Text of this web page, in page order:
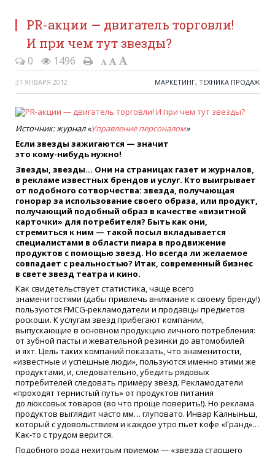
PR-акции — двигатель торговли!
И при чем тут звезды?
0 1496
31 ЯНВАРЯ 2012 МАРКЕТИНГ, ТЕХНИКА ПРОДАЖ
Источник: журнал «Управление персоналом»
Если звезды зажигаются — значит
это кому-нибудь нужно!
Звезды, звезды… Они на страницах газет и журналов,
в рекламе известных брендов и услуг. Кто выигрывает
от подобного сотворчества: звезда, получающая
гонорар за использование своего образа, или продукт,
получающий подобный образ в качестве «визитной
карточки» для потребителя? Быть как они,
стремиться к ним — такой посыл вкладывается
специалистами в области пиара в продвижение
продуктов с помощью звезд. Но всегда ли желаемое
совпадает с реальностью? Итак, современный бизнес
в свете звезд театра и кино.
Как свидетельствует статистика, чаще всего
знаменитостями (дабы привлечь внимание к своему бренду!)
пользуются FMCG-рекламодатели и продавцы предметов
роскоши. К услугам звезд прибегают компании,
выпускающие в основном продукцию личного потребления:
от зубной пасты и жевательной резинки до автомобилей
и яхт. Цель таких компаний показать, что знаменитости,
«известные и успешные люди», пользуются именно этими же
продуктами, и, следовательно, убедить рядовых
потребителей следовать примеру звезд. Рекламодатели
«проходят тернистый путь» от продуктов питания
до люксовых товаров (во что проще поверить!). Но реклама
продуктов выглядит часто мм… глуповато. Инвар Калныньш,
который с удовольствием и каждое утро пьет кофе «Гранд»…
Как-то с трудом верится.
Подобного рода нехитрым приемом — «звезда старшего